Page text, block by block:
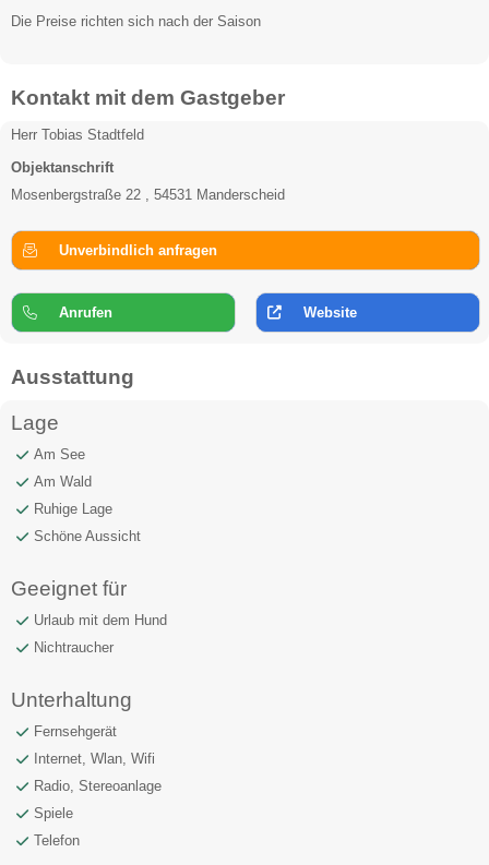
Die Preise richten sich nach der Saison
Kontakt mit dem Gastgeber
Herr Tobias Stadtfeld
Objektanschrift
Mosenbergstraße 22 , 54531 Manderscheid
Unverbindlich anfragen
Anrufen Website
Ausstattung
Lage
Am See
Am Wald
Ruhige Lage
Schöne Aussicht
Geeignet für
Urlaub mit dem Hund
Nichtraucher
Unterhaltung
Fernsehgerät
Internet, Wlan, Wifi
Radio, Stereoanlage
Spiele
Telefon